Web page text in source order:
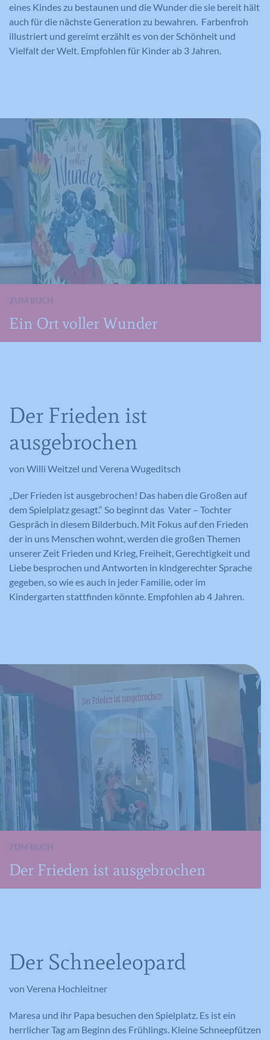
eines Kindes zu bestaunen und die Wunder die sie bereit hält
auch für die nächste Generation zu bewahren. Farbenfroh
illustriert und gereimt erzählt es von der Schönheit und
Vielfalt der Welt. Empfohlen für Kinder ab 3 Jahren.
ZUM BUCH
Ein Ort voller Wunder
Der Frieden ist
ausgebrochen
von Willi Weitzel und Verena Wugeditsch
„Der Frieden ist ausgebrochen! Das haben die Großen auf
dem Spielplatz gesagt.“ So beginnt das Vater – Tochter
Gespräch in diesem Bilderbuch. Mit Fokus auf den Frieden
der in uns Menschen wohnt, werden die großen Themen
unserer Zeit Frieden und Krieg, Freiheit, Gerechtigkeit und
Liebe besprochen und Antworten in kindgerechter Sprache
gegeben, so wie es auch in jeder Familie, oder im
Kindergarten stattfinden könnte. Empfohlen ab 4 Jahren.
ZUM BUCH
Der Frieden ist ausgebrochen
Der Schneeleopard
von Verena Hochleitner
Maresa und ihr Papa besuchen den Spielplatz. Es ist ein
herrlicher Tag am Beginn des Frühlings. Kleine Schneepfützen